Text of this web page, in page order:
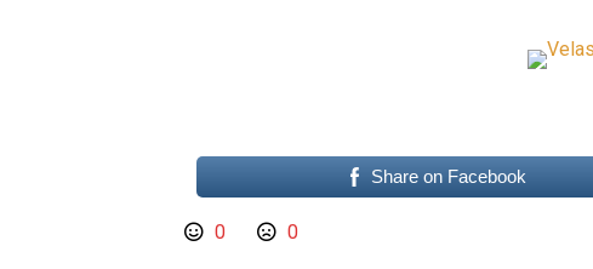
Share on Facebook
0 0